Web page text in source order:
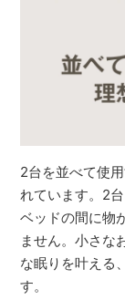
2台を並べて使
れています。2
ベッドの間に物
ません。小さな
な眠りを叶える
す。